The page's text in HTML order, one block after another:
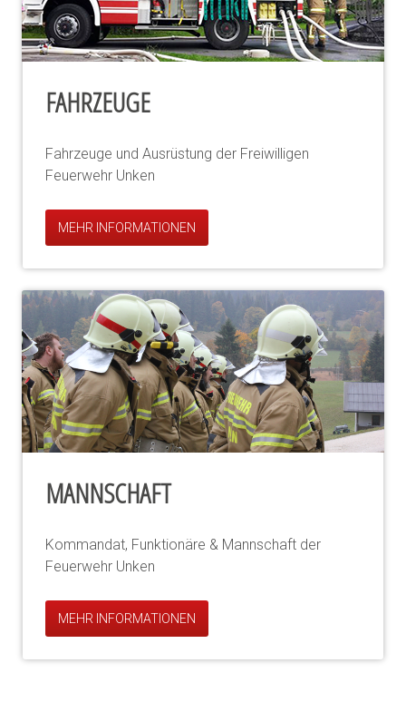
FAHRZEUGE
Fahrzeuge und Ausrüstung der Freiwilligen
Feuerwehr Unken
MEHR INFORMATIONEN
MANNSCHAFT
Kommandat, Funktionäre & Mannschaft der
Feuerwehr Unken
MEHR INFORMATIONEN